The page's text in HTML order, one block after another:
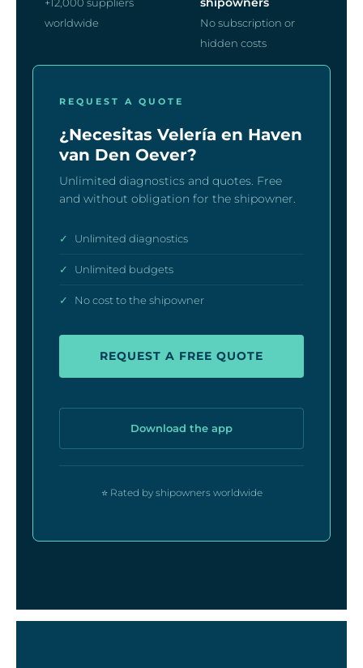
worldwide
No subscription or
hidden costs
REQUEST A QUOTE
¿Necesitas Velería en Haven
van Den Oever?
Unlimited diagnostics and quotes. Free
and without obligation for the shipowner.
✓ Unlimited diagnostics
✓ Unlimited budgets
✓ No cost to the shipowner
REQUEST A FREE QUOTE
Download the app
⭐ Rated by shipowners worldwide